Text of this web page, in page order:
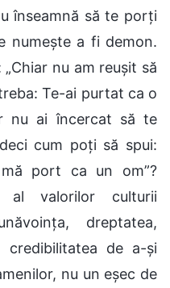
înseamnă să te porți
numește a fi demon.
nu am reușit să
Te-ai purtat ca o
nu ai încercat să te
cum poți să spui:
port ca un om”?
valorilor culturii
dreptatea,
credibilitatea de a-și
nu un eșec de